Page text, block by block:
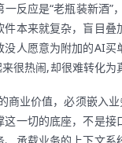
反应是“老瓶装新酒”
件本来就复杂，盲目叠
没人愿意为附加的AI买
很热闹,却很难转化为
商业价值，必须嵌入业
一切的底座，不是接